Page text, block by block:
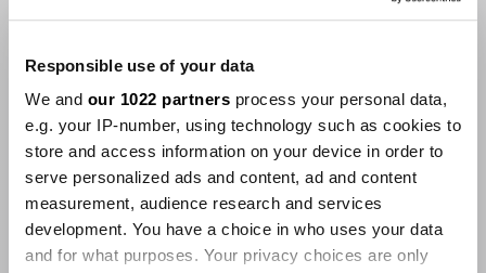
Responsible use of your data
We and our 1022 partners process your personal data,
e.g. your IP-number, using technology such as cookies to
store and access information on your device in order to
serve personalized ads and content, ad and content
measurement, audience research and services
development. You have a choice in who uses your data
and for what purposes. Your privacy choices are only
Businessweek Adria
Korisnici GLP-1 lijekova mršave,
ekonomija se deblja
29.01.2026